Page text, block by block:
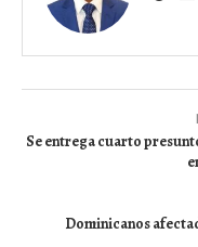
Se entrega cuarto
Dominicanos